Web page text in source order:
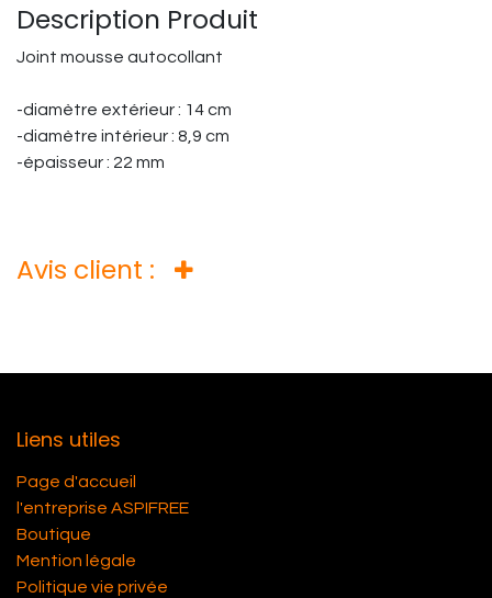
Description Produit
Joint mousse autocollant
-diamètre extérieur : 14 cm
-diamètre intérieur : 8,9 cm
-épaisseur : 22 mm
Avis client :
Liens utiles
Page d'accueil
l'entreprise ASPIFREE
Boutique
Mention légale
Politique vie privée